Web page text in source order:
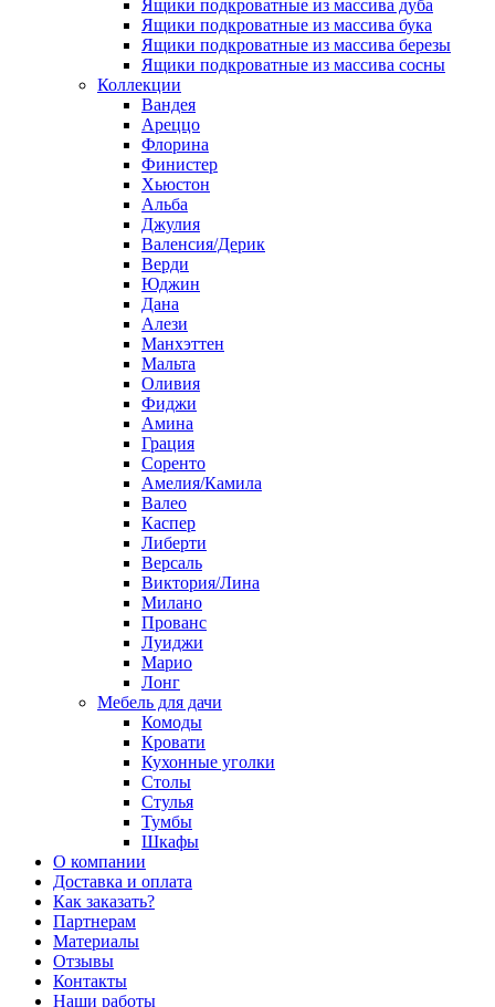
Ящики подкроватные из массива дуба
Ящики подкроватные из массива бука
Ящики подкроватные из массива березы
Ящики подкроватные из массива сосны
Коллекции
Вандея
Ареццо
Флорина
Финистер
Хьюстон
Альба
Джулия
Валенсия/Дерик
Верди
Юджин
Дана
Алези
Манхэттен
Мальта
Оливия
Фиджи
Амина
Грация
Соренто
Амелия/Камила
Валео
Каспер
Либерти
Версаль
Виктория/Лина
Милано
Прованс
Луиджи
Марио
Лонг
Мебель для дачи
Комоды
Кровати
Кухонные уголки
Столы
Стулья
Тумбы
Шкафы
О компании
Доставка и оплата
Как заказать?
Партнерам
Материалы
Отзывы
Контакты
Наши работы